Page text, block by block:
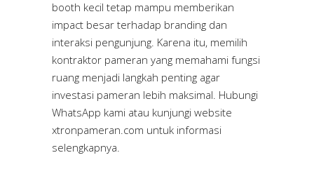
booth kecil tetap mampu memberikan
impact besar terhadap branding dan
interaksi pengunjung. Karena itu, memilih
kontraktor pameran yang memahami fungsi
ruang menjadi langkah penting agar
investasi pameran lebih maksimal. Hubungi
WhatsApp kami atau kunjungi website
xtronpameran.com untuk informasi
selengkapnya.